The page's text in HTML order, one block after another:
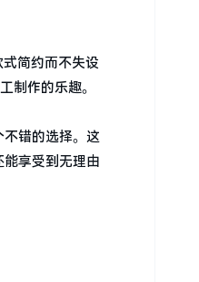
简约而不失设
制作的乐趣。
错的选择。这
享受到无理由